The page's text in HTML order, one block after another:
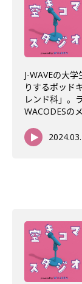
J-WAVEの大
りするポッド
レンド科」。
WACODESの